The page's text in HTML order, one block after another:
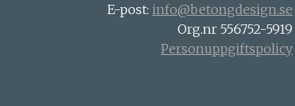
E-post: info@betongdesign.se
Org.nr 556752-5919
Personuppgiftspolicy